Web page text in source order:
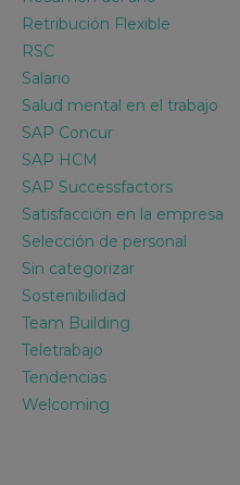
Retribución Flexible
RSC
Salario
Salud mental en el trabajo
SAP Concur
SAP HCM
SAP Successfactors
Satisfacción en la empresa
Selección de personal
Sin categorizar
Sostenibilidad
Team Building
Teletrabajo
Tendencias
Welcoming